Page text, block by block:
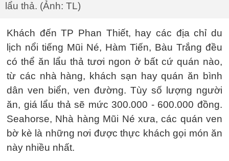
lẩu thả. (Ảnh: TL)
Khách đến TP Phan Thiết, hay các địa chỉ du
lịch nổi tiếng Mũi Né, Hàm Tiến, Bàu Trắng đều
có thể ăn lẩu thả tươi ngon ở bất cứ quán nào,
từ các nhà hàng, khách sạn hay quán ăn bình
dân ven biển, ven đường. Tùy số lượng người
ăn, giá lẩu thả sẽ mức 300.000 - 600.000 đồng.
Seahorse, Nhà hàng Mũi Né xưa, các quán ven
bờ kè là những nơi được thực khách gọi món ăn
này nhiều nhất.